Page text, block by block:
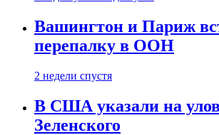
Вашингтон и Париж
перепалку в ООН
2 недели спустя
В США указали на
Зеленского